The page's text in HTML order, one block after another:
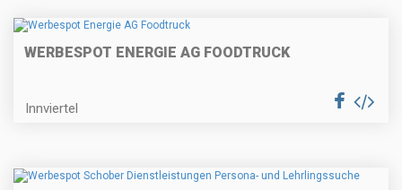
WERBESPOT ENERGIE AG FOODTRUCK
Innviertel